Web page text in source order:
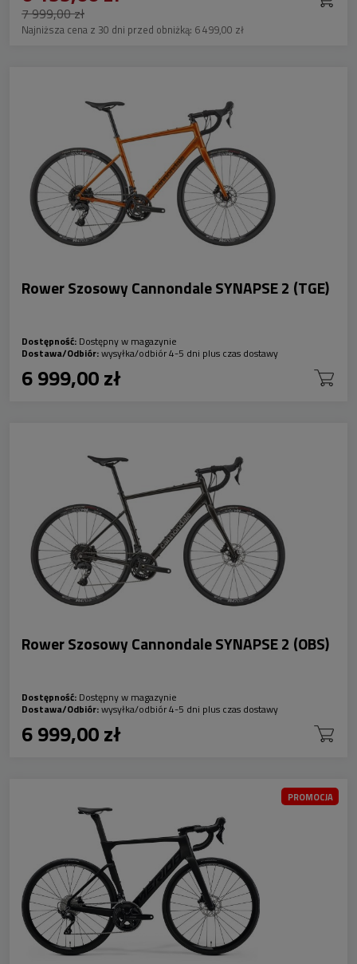
7 999,00 zł
Najniższa cena z 30 dni przed obniżką: 6 499,00 zł
Rower Szosowy Cannondale SYNAPSE 2 (TGE)
Dostępność: Dostępny w magazynie
Dostawa/Odbiór:wysyłka/odbiór 4-5 dni plus czas dostawy
6 999,00 zł
Rower Szosowy Cannondale SYNAPSE 2 (OBS)
Dostępność: Dostępny w magazynie
Dostawa/Odbiór:wysyłka/odbiór 4-5 dni plus czas dostawy
6 999,00 zł
PROMOCJA